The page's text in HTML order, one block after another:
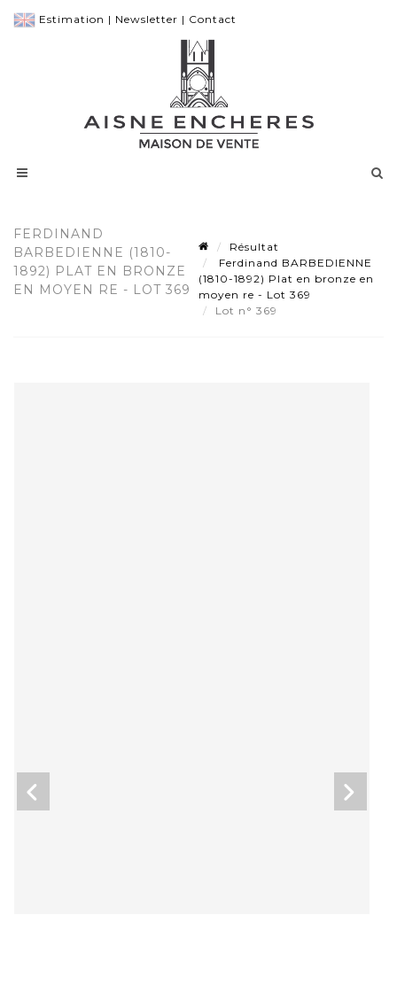
Estimation | Newsletter | Contact
FERDINAND
BARBEDIENNE (1810-
1892) PLAT EN BRONZE
EN MOYEN RE - LOT 369
Résultat
Ferdinand BARBEDIENNE
(1810-1892) Plat en bronze en
moyen re - Lot 369
Lot n° 369